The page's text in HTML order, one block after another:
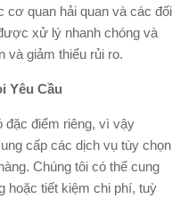
quan hải quan và các đối
xử lý nhanh chóng và
và giảm thiểu rủi ro.
Yêu Cầu
đặc điểm riêng, vì vậy
cấp các dịch vụ tùy chọn
Chúng tôi có thể cung
hoặc tiết kiệm chi phí, tuỳ